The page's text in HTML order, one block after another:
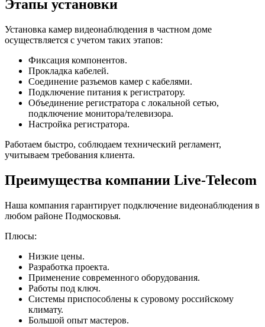
Этапы установки
Установка камер видеонаблюдения в частном доме
осуществляется с учетом таких этапов:
Фиксация компонентов.
Прокладка кабелей.
Соединение разъемов камер с кабелями.
Подключение питания к регистратору.
Объединение регистратора с локальной сетью,
подключение монитора/телевизора.
Настройка регистратора.
Работаем быстро, соблюдаем технический регламент,
учитываем требования клиента.
Преимущества компании Live-Telecom
Наша компания гарантирует подключение видеонаблюдения в
любом районе Подмосковья.
Плюсы:
Низкие цены.
Разработка проекта.
Применение современного оборудования.
Работы под ключ.
Системы приспособлены к суровому российскому
климату.
Большой опыт мастеров.